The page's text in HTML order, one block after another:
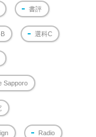
書評
選科C
Sapporo
Radio